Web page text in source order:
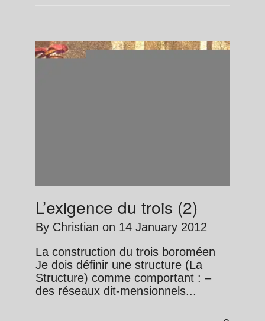
L’exigence du trois (2)
By Christian on 14 January 2012
La construction du trois boroméen
Je dois définir une structure (La
Structure) comme comportant : –
des réseaux dit-mensionnels...